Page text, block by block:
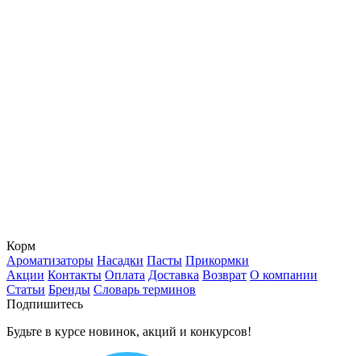
Корм
Ароматизаторы Насадки Пасты Прикормки
Акции Контакты Оплата Доставка Возврат О компании
Статьи Бренды Словарь терминов
Подпишитесь
Будьте в курсе новинок, акций и конкурсов!